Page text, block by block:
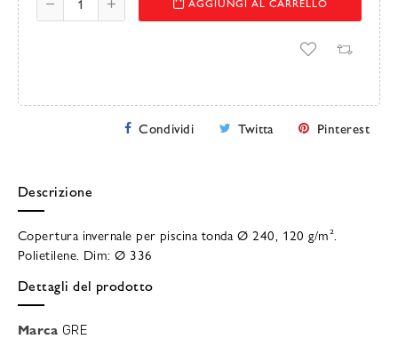
Condividi Twitta Pinterest
Descrizione
Copertura invernale per piscina tonda Ø 240, 120 g/m².
Polietilene. Dim: Ø 336
Dettagli del prodotto
Marca GRE